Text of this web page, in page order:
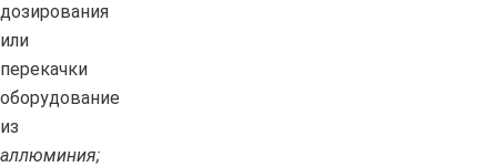
дозирования
или
перекачки
оборудование
из
аллюминия;